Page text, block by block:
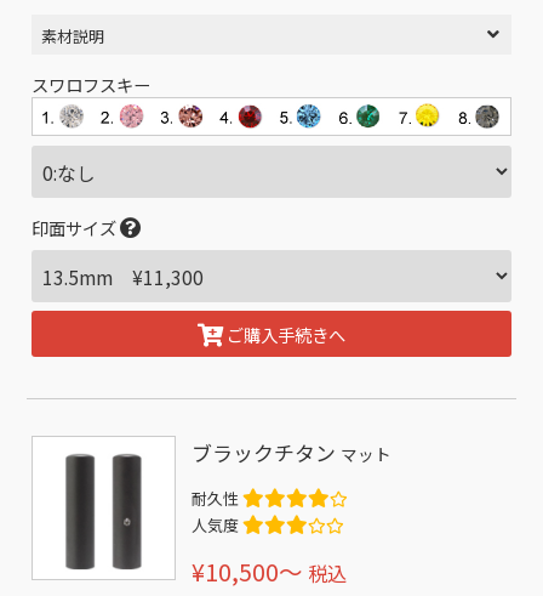
素材説明
スワロフスキー
印面サイズ
ご購入手続きへ
ブラックチタン マット
耐久性
人気度
¥10,500〜 税込